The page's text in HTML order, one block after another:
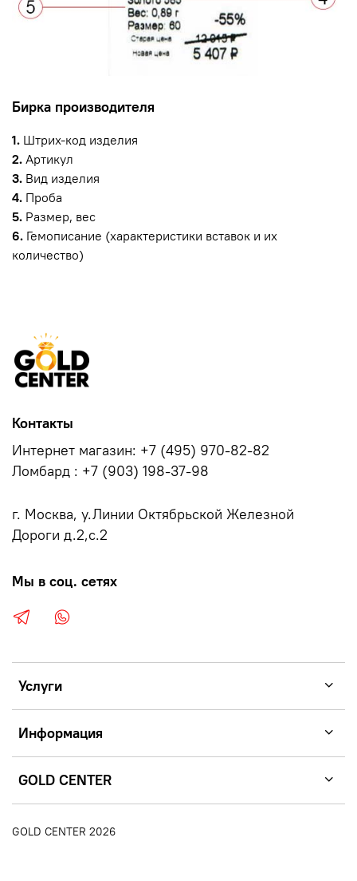
Бирка производителя
1. Штрих-код изделия
2. Артикул
3. Вид изделия
4. Проба
5. Размер, вес
6. Гемописание (характеристики вставок и их
количество)
Услуги
Информация
GOLD CENTER
Контакты
Интернет магазин: +7 (495) 970-82-82
Ломбард : +7 (903) 198-37-98
г. Москва, у.Линии Октябрьской Железной
Дороги д.2,с.2
Мы в соц. сетях
GOLD CENTER 2026